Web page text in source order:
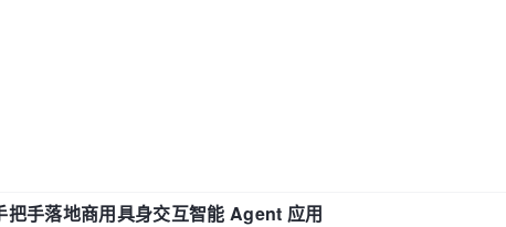
手落地商用具身交互智能 Agent 应用